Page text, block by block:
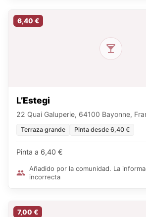
6,40 €
L’Estegi
22 Quai Galuperie, 64100 Bayonne,
Terraza grande Pinta desde 6,40 €
Pinta a 6,40 €
Añadido por la comunidad. La
incorrecta
7,00 €